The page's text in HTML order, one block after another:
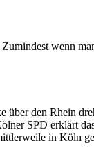
wenn
über den Rhein
SPD erklärt
in Köln